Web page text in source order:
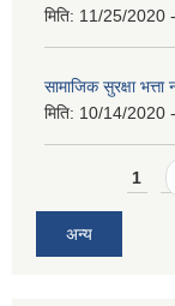
मिति: 11/25/2020
सामाजिक सुरक्षा
मिति: 10/14/2020
Pages1
अन्य